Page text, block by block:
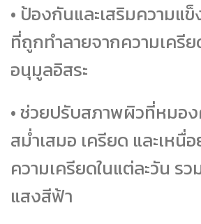
• ป้องกันและเสริมความแ
ที่ถูกทำลายจากความเครีย
อนุมูลอิสระ
• ช่วยปรับสภาพผิวที่หมอง
สม่ำเสมอ เครียด และเหนื่
ความเครียดในแต่ละวัน ร
แสงสีฟ้า